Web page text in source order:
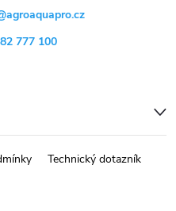
agroaquapro.cz
777 100
Technický dotazník